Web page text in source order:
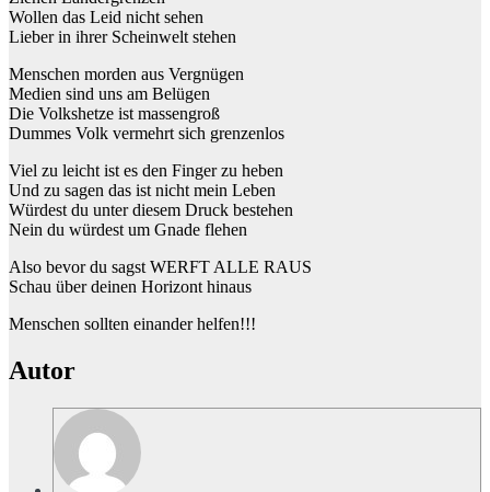
Wollen das Leid nicht sehen
Lieber in ihrer Scheinwelt stehen
Menschen morden aus Vergnügen
Medien sind uns am Belügen
Die Volkshetze ist massengroß
Dummes Volk vermehrt sich grenzenlos
Viel zu leicht ist es den Finger zu heben
Und zu sagen das ist nicht mein Leben
Würdest du unter diesem Druck bestehen
Nein du würdest um Gnade flehen
Also bevor du sagst WERFT ALLE RAUS
Schau über deinen Horizont hinaus
Menschen sollten einander helfen!!!
Autor